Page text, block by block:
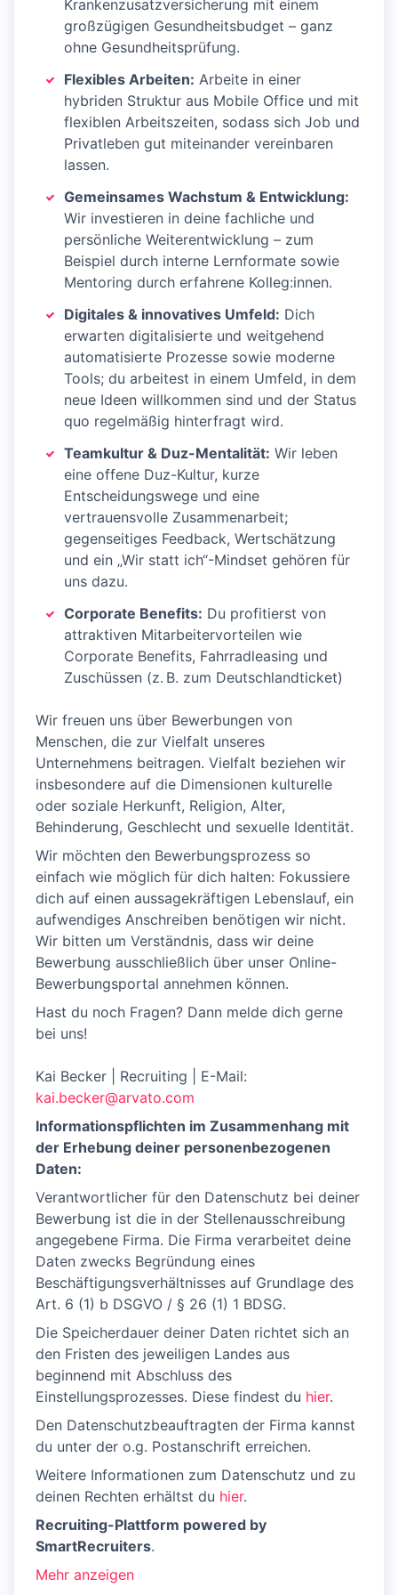
Krankenzusatzversicherung mit einem
großzügigen Gesundheitsbudget – ganz
ohne Gesundheitsprüfung.
Flexibles Arbeiten: Arbeite in einer
hybriden Struktur aus Mobile Office und mit
flexiblen Arbeitszeiten, sodass sich Job und
Privatleben gut miteinander vereinbaren
lassen.
Gemeinsames Wachstum & Entwicklung:
Wir investieren in deine fachliche und
persönliche Weiterentwicklung – zum
Beispiel durch interne Lernformate sowie
Mentoring durch erfahrene Kolleg:innen.
Digitales & innovatives Umfeld: Dich
erwarten digitalisierte und weitgehend
automatisierte Prozesse sowie moderne
Tools; du arbeitest in einem Umfeld, in dem
neue Ideen willkommen sind und der Status
quo regelmäßig hinterfragt wird.
Teamkultur & Duz-Mentalität: Wir leben
eine offene Duz-Kultur, kurze
Entscheidungswege und eine
vertrauensvolle Zusammenarbeit;
gegenseitiges Feedback, Wertschätzung
und ein „Wir statt ich“-Mindset gehören für
uns dazu.
Corporate Benefits: Du profitierst von
attraktiven Mitarbeitervorteilen wie
Corporate Benefits, Fahrradleasing und
Zuschüssen (z. B. zum Deutschlandticket)
Wir freuen uns über Bewerbungen von
Menschen, die zur Vielfalt unseres
Unternehmens beitragen. Vielfalt beziehen wir
insbesondere auf die Dimensionen kulturelle
oder soziale Herkunft, Religion, Alter,
Behinderung, Geschlecht und sexuelle Identität.
Wir möchten den Bewerbungsprozess so
einfach wie möglich für dich halten: Fokussiere
dich auf einen aussagekräftigen Lebenslauf, ein
aufwendiges Anschreiben benötigen wir nicht.
Wir bitten um Verständnis, dass wir deine
Bewerbung ausschließlich über unser Online-
Bewerbungsportal annehmen können.
Hast du noch Fragen? Dann melde dich gerne
bei uns!
Kai Becker | Recruiting | E-Mail:
kai.becker@arvato.com
Informationspflichten im Zusammenhang mit
der Erhebung deiner personenbezogenen
Daten:
Verantwortlicher für den Datenschutz bei deiner
Bewerbung ist die in der Stellenausschreibung
angegebene Firma. Die Firma verarbeitet deine
Daten zwecks Begründung eines
Beschäftigungsverhältnisses auf Grundlage des
Art. 6 (1) b DSGVO / § 26 (1) 1 BDSG.
Die Speicherdauer deiner Daten richtet sich an
den Fristen des jeweiligen Landes aus
beginnend mit Abschluss des
Einstellungsprozesses. Diese findest du hier.
Den Datenschutzbeauftragten der Firma kannst
du unter der o.g. Postanschrift erreichen.
Weitere Informationen zum Datenschutz und zu
deinen Rechten erhältst du hier.
Recruiting-Plattform powered by
SmartRecruiters.
Mehr anzeigen